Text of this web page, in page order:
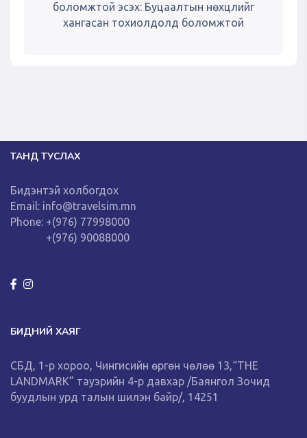
боломжтой эсэх: Буцаалтын нөхцлийг
хангасан тохиолдолд боломжтой
ТАНД ТУСЛАХ
Бидэнтэй холбогдох
Email: info@travelsim.mn
Phone: +(976) 77998000
+(976) 90088000
БИДНИЙ ХАЯГ
СБД, 1-р хороо, Чингисийн өргөн чөлөө 13,“THE
LANDMARK” тауэрийн 4-р давхар /Баянгол Зочид
буудлын урд талын шилэн байр/, 14251